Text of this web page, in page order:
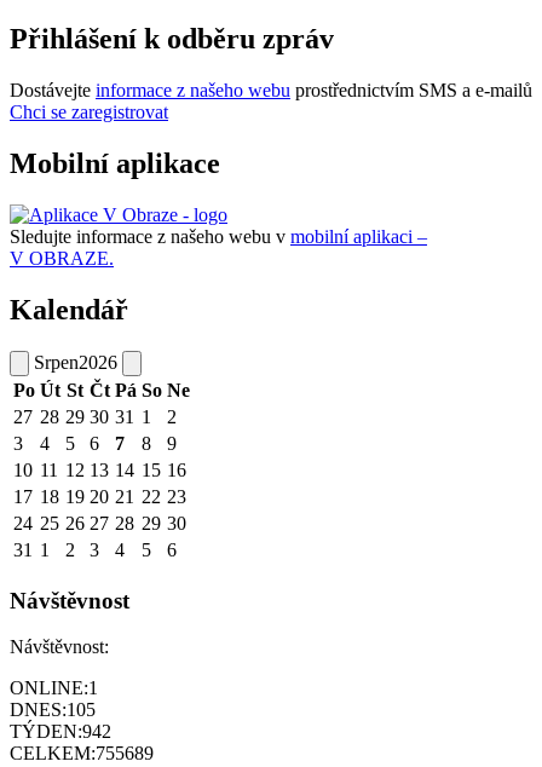
Přihlášení k odběru zpráv
Dostávejte informace z našeho webu prostřednictvím SMS a e-mailů
Chci se zaregistrovat
Mobilní aplikace
Sledujte informace z našeho webu v mobilní aplikaci –
V OBRAZE.
Kalendář
Srpen2026
Po Út St Čt Pá So Ne
27 28 29 30 31 1
2
3
4 5 6 7 8
9
10 11 12 13 14 15 16
17 18 19 20 21 22 23
24 25 26 27 28 29 30
31 1 2 3 4 5 6
Návštěvnost
Návštěvnost:
ONLINE:1
DNES:105
TÝDEN:942
CELKEM:755689